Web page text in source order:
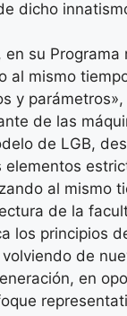
dicho
su Programa
al mismo
y
de las
de LGB,
al mismo
de la
los principios
de
en